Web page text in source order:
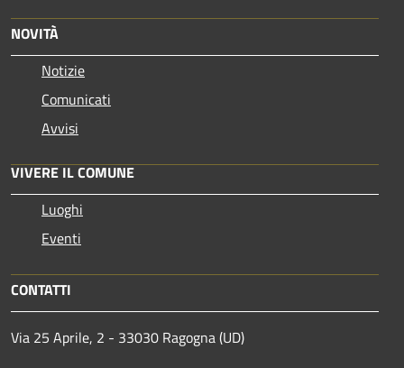
NOVITÀ
Notizie
Comunicati
Avvisi
VIVERE IL COMUNE
Luoghi
Eventi
CONTATTI
Via 25 Aprile, 2 - 33030 Ragogna (UD)